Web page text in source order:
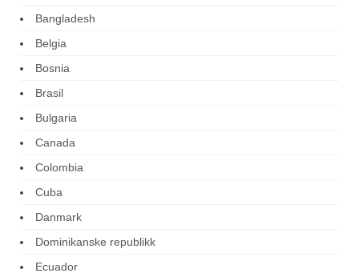
Bangladesh
Belgia
Bosnia
Brasil
Bulgaria
Canada
Colombia
Cuba
Danmark
Dominikanske republikk
Ecuador